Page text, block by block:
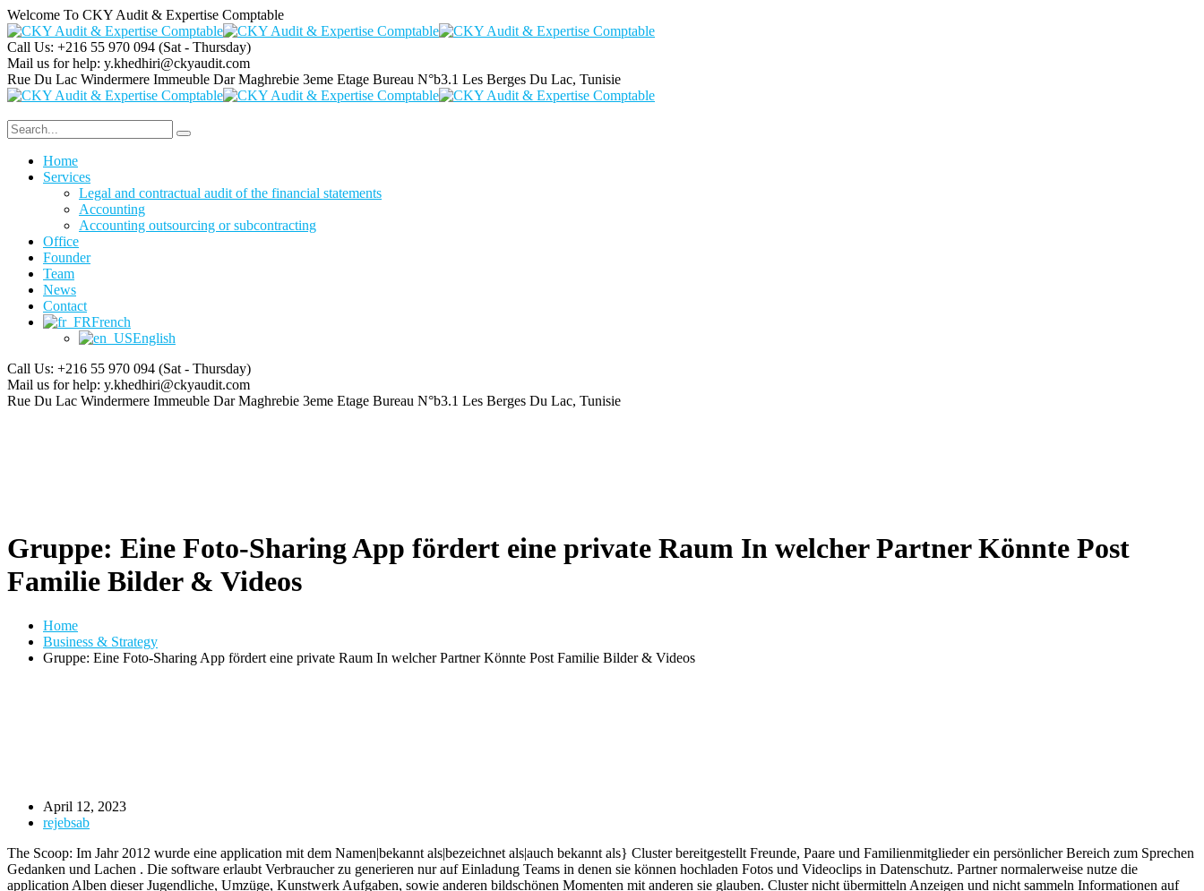
Welcome To CKY Audit & Expertise Comptable
Call Us: +216 55 970 094 (Sat - Thursday)
Mail us for help: y.khedhiri@ckyaudit.com
Rue Du Lac Windermere Immeuble Dar Maghrebie 3eme Etage Bureau N°b3.1 Les Berges Du Lac, Tunisie
Home
Services
Legal and contractual audit of the financial statements
Accounting
Accounting outsourcing or subcontracting
Office
Founder
Team
News
Contact
French
English
Call Us: +216 55 970 094 (Sat - Thursday)
Mail us for help: y.khedhiri@ckyaudit.com
Rue Du Lac Windermere Immeuble Dar Maghrebie 3eme Etage Bureau N°b3.1 Les Berges Du Lac, Tunisie
Gruppe: Eine Foto-Sharing App fördert eine private Raum In welcher Partner Könnte Post
Familie Bilder & Videos
Home
Business & Strategy
Gruppe: Eine Foto-Sharing App fördert eine private Raum In welcher Partner Könnte Post Familie Bilder & Videos
April 12, 2023
rejebsab
The Scoop: Im Jahr 2012 wurde eine application mit dem Namen|bekannt als|bezeichnet als|auch bekannt als} Cluster bereitgestellt Freunde, Paare und Familienmitglieder ein persönlicher Bereich zum Sprechen
Gedanken und Lachen . Die software erlaubt Verbraucher zu generieren nur auf Einladung Teams in denen sie können hochladen Fotos und Videoclips in Datenschutz. Partner normalerweise nutze die
application Alben dieser Jugendliche, Umzüge, Kunstwerk Aufgaben, sowie anderen bildschönen Momenten mit anderen sie glauben. Cluster nicht übermitteln Anzeigen und nicht sammeln Informationen auf